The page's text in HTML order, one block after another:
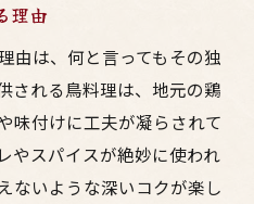
理由
由は、何と言ってもその独
される鳥料理は、地元の鶏
味付けに工夫が凝らされて
やスパイスが絶妙に使われ
ないような深いコクが楽し